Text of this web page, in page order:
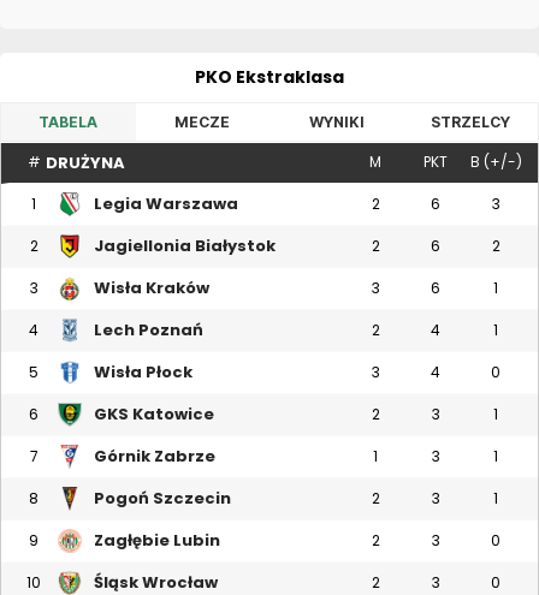
PKO Ekstraklasa
TABELA MECZE WYNIKI STRZELCY
# DRUŻYNA M PKT B (+/-)
1 Legia Warszawa 2 6 3
2 Jagiellonia Białystok 2 6 2
3 Wisła Kraków 3 6 1
4 Lech Poznań 2 4 1
5 Wisła Płock 3 4 0
6 GKS Katowice 2 3 1
7 Górnik Zabrze 1 3 1
8 Pogoń Szczecin 2 3 1
9 Zagłębie Lubin 2 3 0
10 Śląsk Wrocław 2 3 0